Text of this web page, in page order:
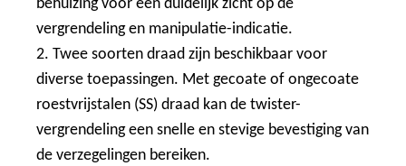
behuizing voor een duidelijk zicht op de
vergrendeling en manipulatie-indicatie.
2. Twee soorten draad zijn beschikbaar voor
diverse toepassingen. Met gecoate of ongecoate
roestvrijstalen (SS) draad kan de twister-
vergrendeling een snelle en stevige bevestiging van
de verzegelingen bereiken.